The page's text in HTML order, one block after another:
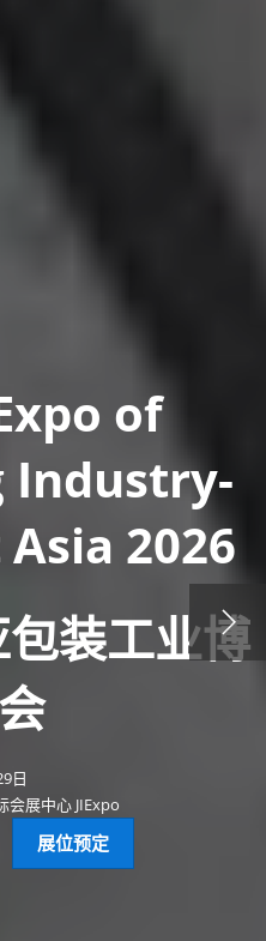
of
Industry-
2026
装工业博
日
会展中心 JIExpo
展位预定